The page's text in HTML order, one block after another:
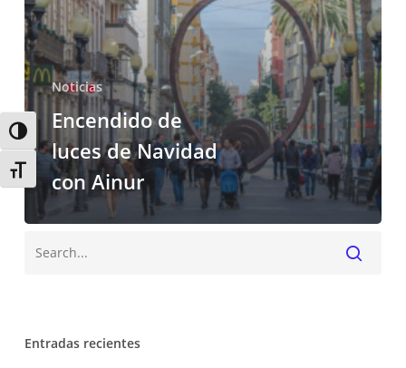
Alternar alto contraste
Alternar tamaño de letra
Noticias
Encendido de
luces de Navidad
con Ainur
Entradas recientes